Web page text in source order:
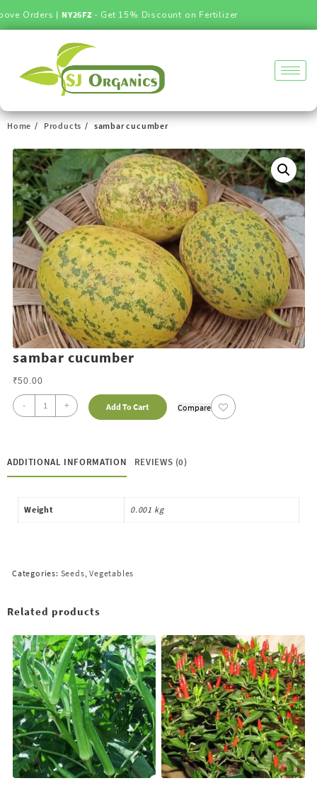
Orders |NY26FZ- Get 15% Discount on Fertilizer
Home Products sambar cucumber
sambar cucumber
₹50.00
- + Add To Cart Compare
ADDITIONAL INFORMATION REVIEWS (0)
Weight 0.001 kg
Categories: Seeds,Vegetables
Related products